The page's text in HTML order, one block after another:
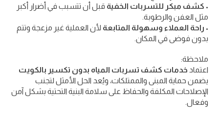
• كشف مبكر للتسربات الخفية قبل أن تتسبب في أضرار أكبر
مثل العفن والرطوبة.
• راحة العملاء وسهولة المتابعة لأن العملية غير مزعجة وتتم
بدون فوضى في المكان.
ملاحظة:
اعتماد خدمات كشف تسربات المياه بدون تكسير بالكويت
يضمن حماية المبنى والممتلكات، ويُعد الحل الأمثل لتجنب
الإصلاحات المكلفة والحفاظ على سلامة البنية التحتية بشكل آمن
وفعال.